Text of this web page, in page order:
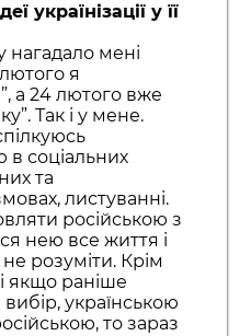
українізації у її
нагадало мені
я
а 24 лютого вже
Так і у мене.
в соціальних
та
листуванні.
російською з
нею все життя і
розуміти. Крім
якщо раніше
українською
то зараз